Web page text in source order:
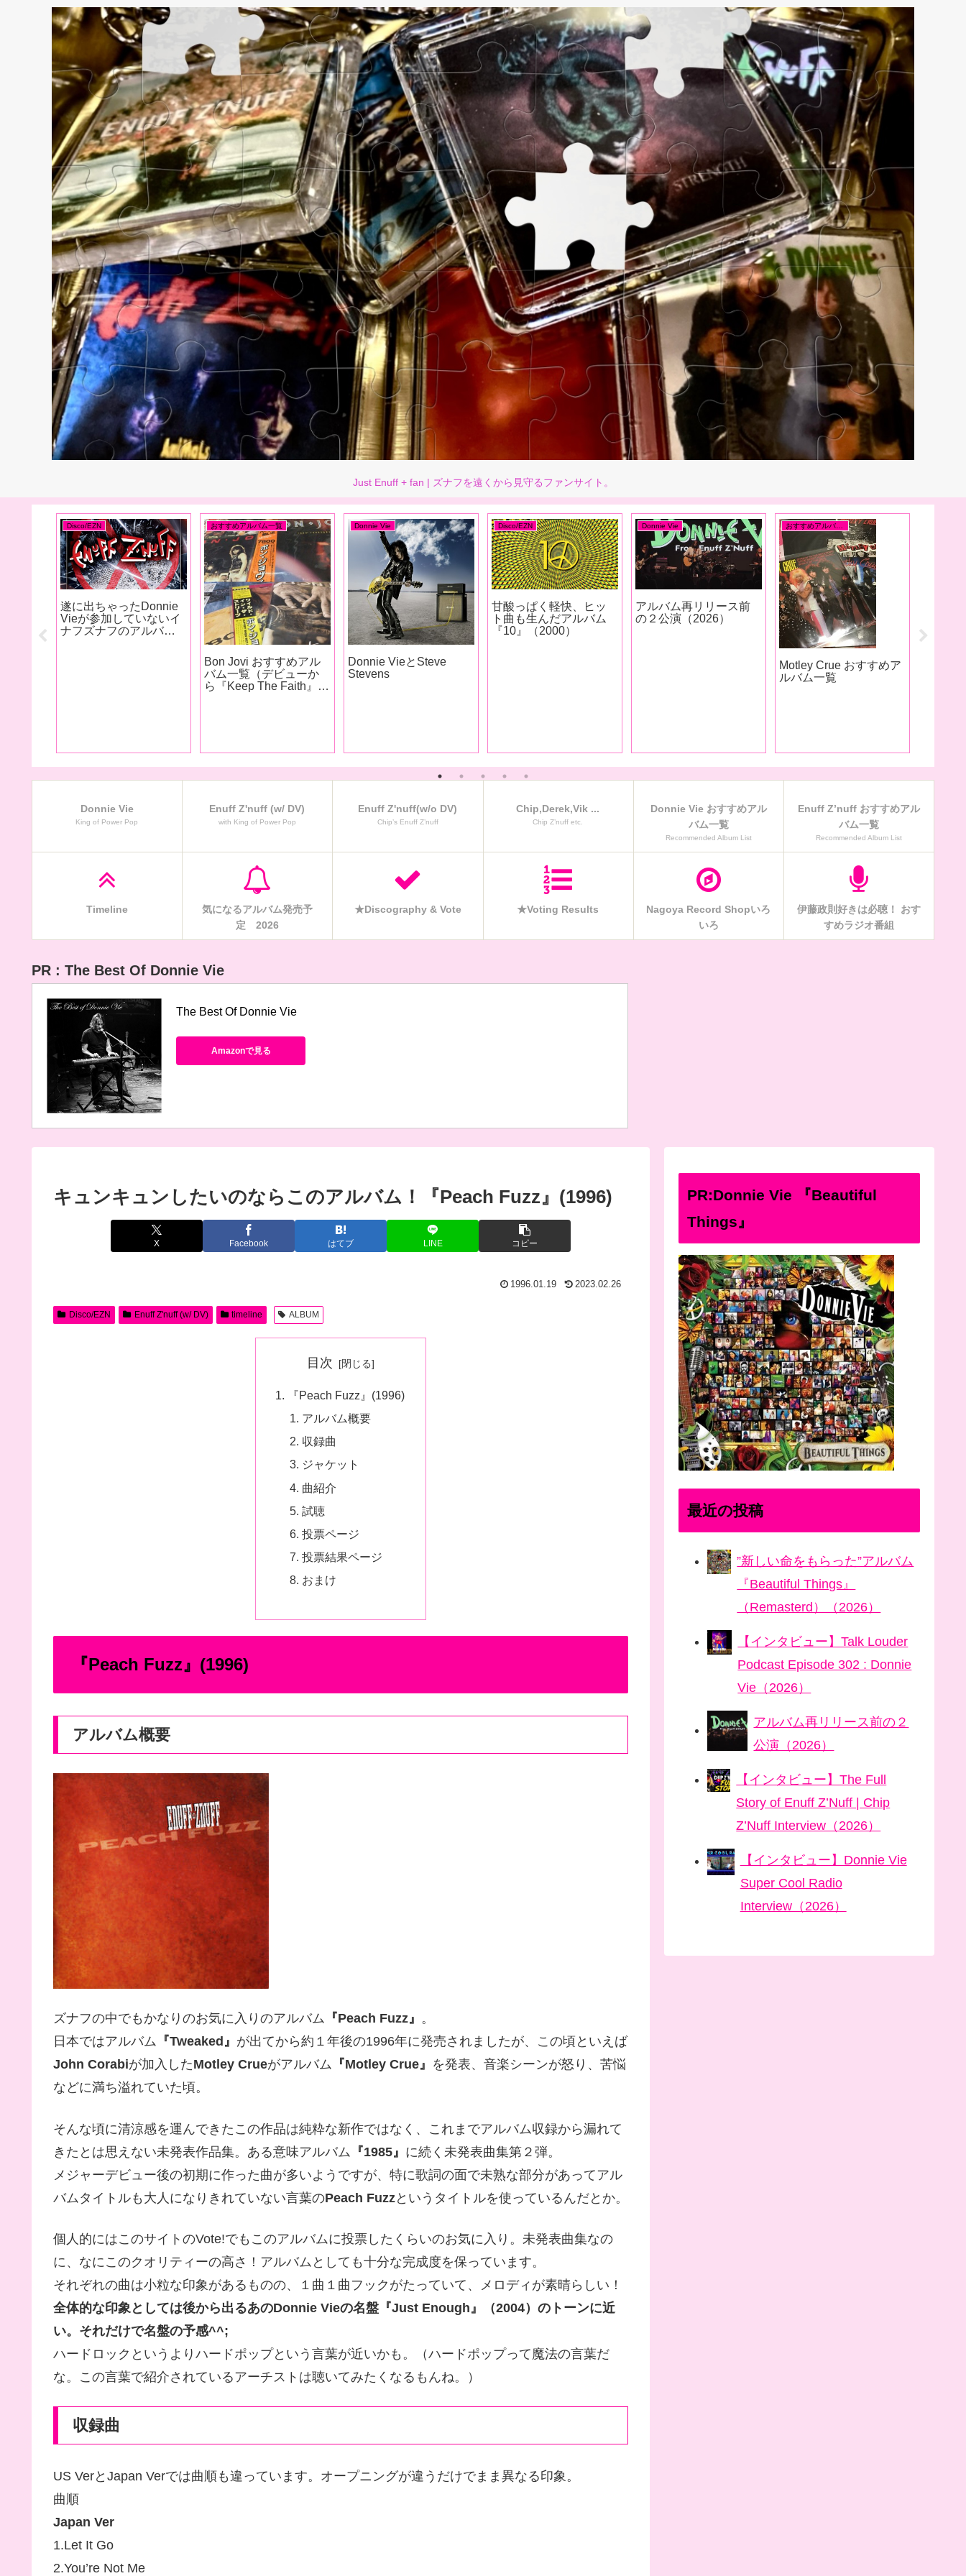
Just Enuff + fan | ズナフを遠くから見守るファンサイト。
Disco/EZN Enuff Z'nuff (w/ DV)
Jake E.Lee と Enuff
Z’nuff
Donnie Vie
【インタビュー】
Donnie Vie Super Cool
Radio
Interview（2026）
etc
Dizzy Mizz Lizzy – THE
ALTER ECHO – JAPAN
TOUR（2023）
Enuff Z'nuff (w/ DV)
The Illinois Rock & Roll
Hall of Fame Poster
Enuff Z'nuff (w/ DV)
Enuff Z’Nuff Xtra
Cherries LP – Calling
Us A Rock Band Would
be a Disservice!
Donnie Vie
King of Power Pop
Enuff Z'nuff (w/ DV)
with King of Power Pop
Enuff Z'nuff(w/o DV)
Chip’s Enuff Z’nuff
Chip,Derek,Vik ...
Chip Z’nuff etc.
Donnie Vie おすすめアル
バム一覧
Recommended Album List
Enuff Z’nuff おすすめアル
バム一覧
Recommended Album List
Timeline
気になるアルバム発売予
定 2026
★Discography & Vote ★Voting Results
Nagoya Record Shopいろ
いろ
伊藤政則好きは必聴！ おす
すめラジオ番組
PR : The Best Of Donnie Vie
The Best Of Donnie Vie
Amazonで見る
キュンキュンしたいのならこのアルバム！『Peach Fuzz』(1996)
X Facebook はてブ LINE コピー
1996.01.19 2023.02.26
Disco/EZN Enuff Z'nuff (w/ DV) timeline ALBUM
目次
『Peach Fuzz』(1996)
アルバム概要
収録曲
ジャケット
曲紹介
試聴
投票ページ
投票結果ページ
おまけ
『Peach Fuzz』(1996)
アルバム概要
ズナフの中でもかなりのお気に入りのアルバム 『Peach Fuzz』 。
日本ではアルバム 『Tweaked』 が出てから約１年後の1996年に発売されましたが、この頃といえば
John Corabiが加入したMotley Crueがアルバム 『Motley Crue』 を発表、音楽シーンが怒り、苦悩
などに満ち溢れていた頃。
そんな頃に清涼感を運んできたこの作品は純粋な新作ではなく、これまでアルバム収録から漏れて
きたとは思えない未発表作品集。ある意味アルバム 『1985』 に続く未発表曲集第２弾。
メジャーデビュー後の初期に作った曲が多いようですが、特に歌詞の面で未熟な部分があってアル
バムタイトルも大人になりきれていない言葉のPeach Fuzzというタイトルを使っているんだとか。
個人的にはこのサイトのVote!でもこのアルバムに投票したくらいのお気に入り。未発表曲集なの
に、なにこのクオリティーの高さ！アルバムとしても十分な完成度を保っています。
それぞれの曲は小粒な印象があるものの、１曲１曲フックがたっていて、メロディが素晴らしい！
全体的な印象としては後から出るあのDonnie Vieの名盤『Just Enough』（2004）のトーンに近
い。それだけで名盤の予感^^;
ハードロックというよりハードポップという言葉が近いかも。（ハードポップって魔法の言葉だ
な。この言葉で紹介されているアーチストは聴いてみたくなるもんね。）
収録曲
US VerとJapan Verでは曲順も違っています。オープニングが違うだけでまま異なる印象。
曲順
Japan Ver
1.Let It Go
2.You’re Not Me
PR:Donnie Vie 『Beautiful
Things』
最近の投稿
”新しい命をもらった”アルバム
『Beautiful Things』
（Remasterd）（2026）
【インタビュー】Talk Louder
Podcast Episode 302 : Donnie
Vie（2026）
アルバム再リリース前の２
公演（2026）
【インタビュー】The Full
Story of Enuff Z’Nuff | Chip
Z’Nuff Interview（2026）
【インタビュー】Donnie Vie
Super Cool Radio
Interview（2026）